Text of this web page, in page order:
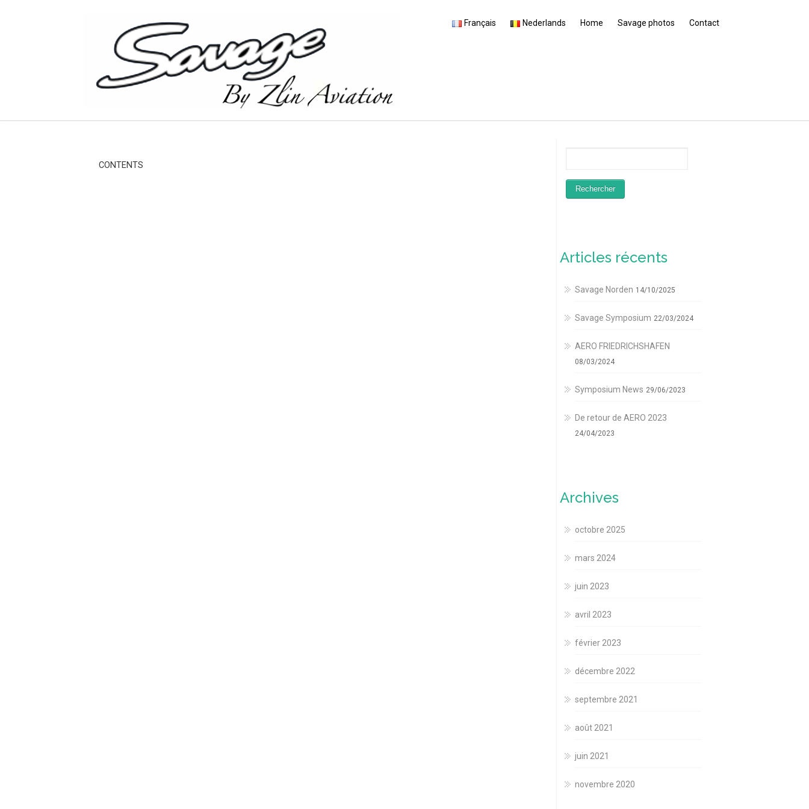
Français Nederlands Home Savage photos Contact
CONTENTS
Articles récents
Savage Norden 14/10/2025
Savage Symposium 22/03/2024
AERO FRIEDRICHSHAFEN
08/03/2024
Symposium News 29/06/2023
De retour de AERO 2023
24/04/2023
Archives
octobre 2025
mars 2024
juin 2023
avril 2023
février 2023
décembre 2022
septembre 2021
août 2021
juin 2021
novembre 2020